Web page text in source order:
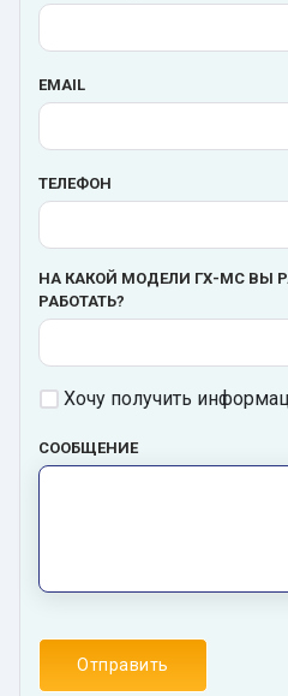
EMAIL
ТЕЛЕФОН
НА КАКОЙ МОДЕЛИ ГХ-МС ВЫ
РАБОТАТЬ?
Хочу получить
СООБЩЕНИЕ